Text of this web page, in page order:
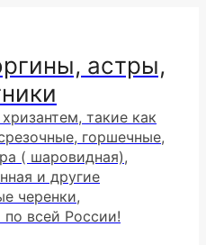
астры,
такие как
горшечные,
( шаровидная),
и другие
черенки,
всей России!